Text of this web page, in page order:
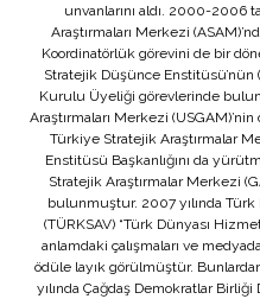
unvanlarını aldı. 2000-2006
Araştırmaları Merkezi
Koordinatörlük görevini de bir
Stratejik Düşünce Enstitüsü’nün
Kurulu Üyeliği görevlerinde
Araştırmaları Merkezi
Türkiye Stratejik Araştırmalar
Enstitüsü Başkanlığını da
Stratejik Araştırmalar Merkezi
bulunmuştur. 2007 yılında Türk
(TÜRKSAV) “Türk Dünyası
anlamdaki çalışmaları ve
ödüle layık görülmüştür.
yılında Çağdaş Demokratlar Birliği